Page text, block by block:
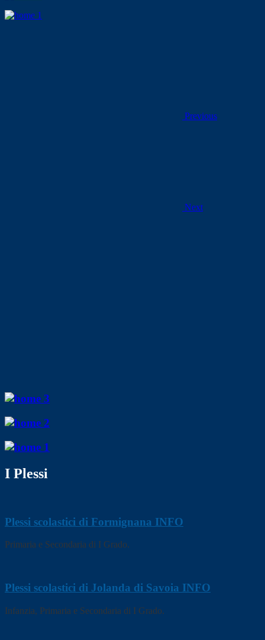
Previous
Next
I Plessi
Plessi scolastici di Formignana INFO
Primaria e Secondaria di I Grado.
Plessi scolastici di Jolanda di Savoia INFO
Infanzia, Primaria e Secondaria di I Grado.